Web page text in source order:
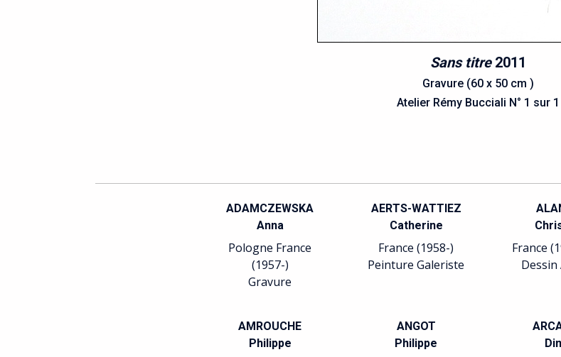
Sans titre2011
Gravure (60 x 50 cm )
Atelier Rémy Bucciali N° 1 sur 1
ADAMCZEWSKA
Anna
Pologne France
(1957-)
Gravure
AERTS-WATTIEZ
Catherine
France (1958-)
Peinture Galeriste
France
AMROUCHE
Philippe
ANGOT
Philippe